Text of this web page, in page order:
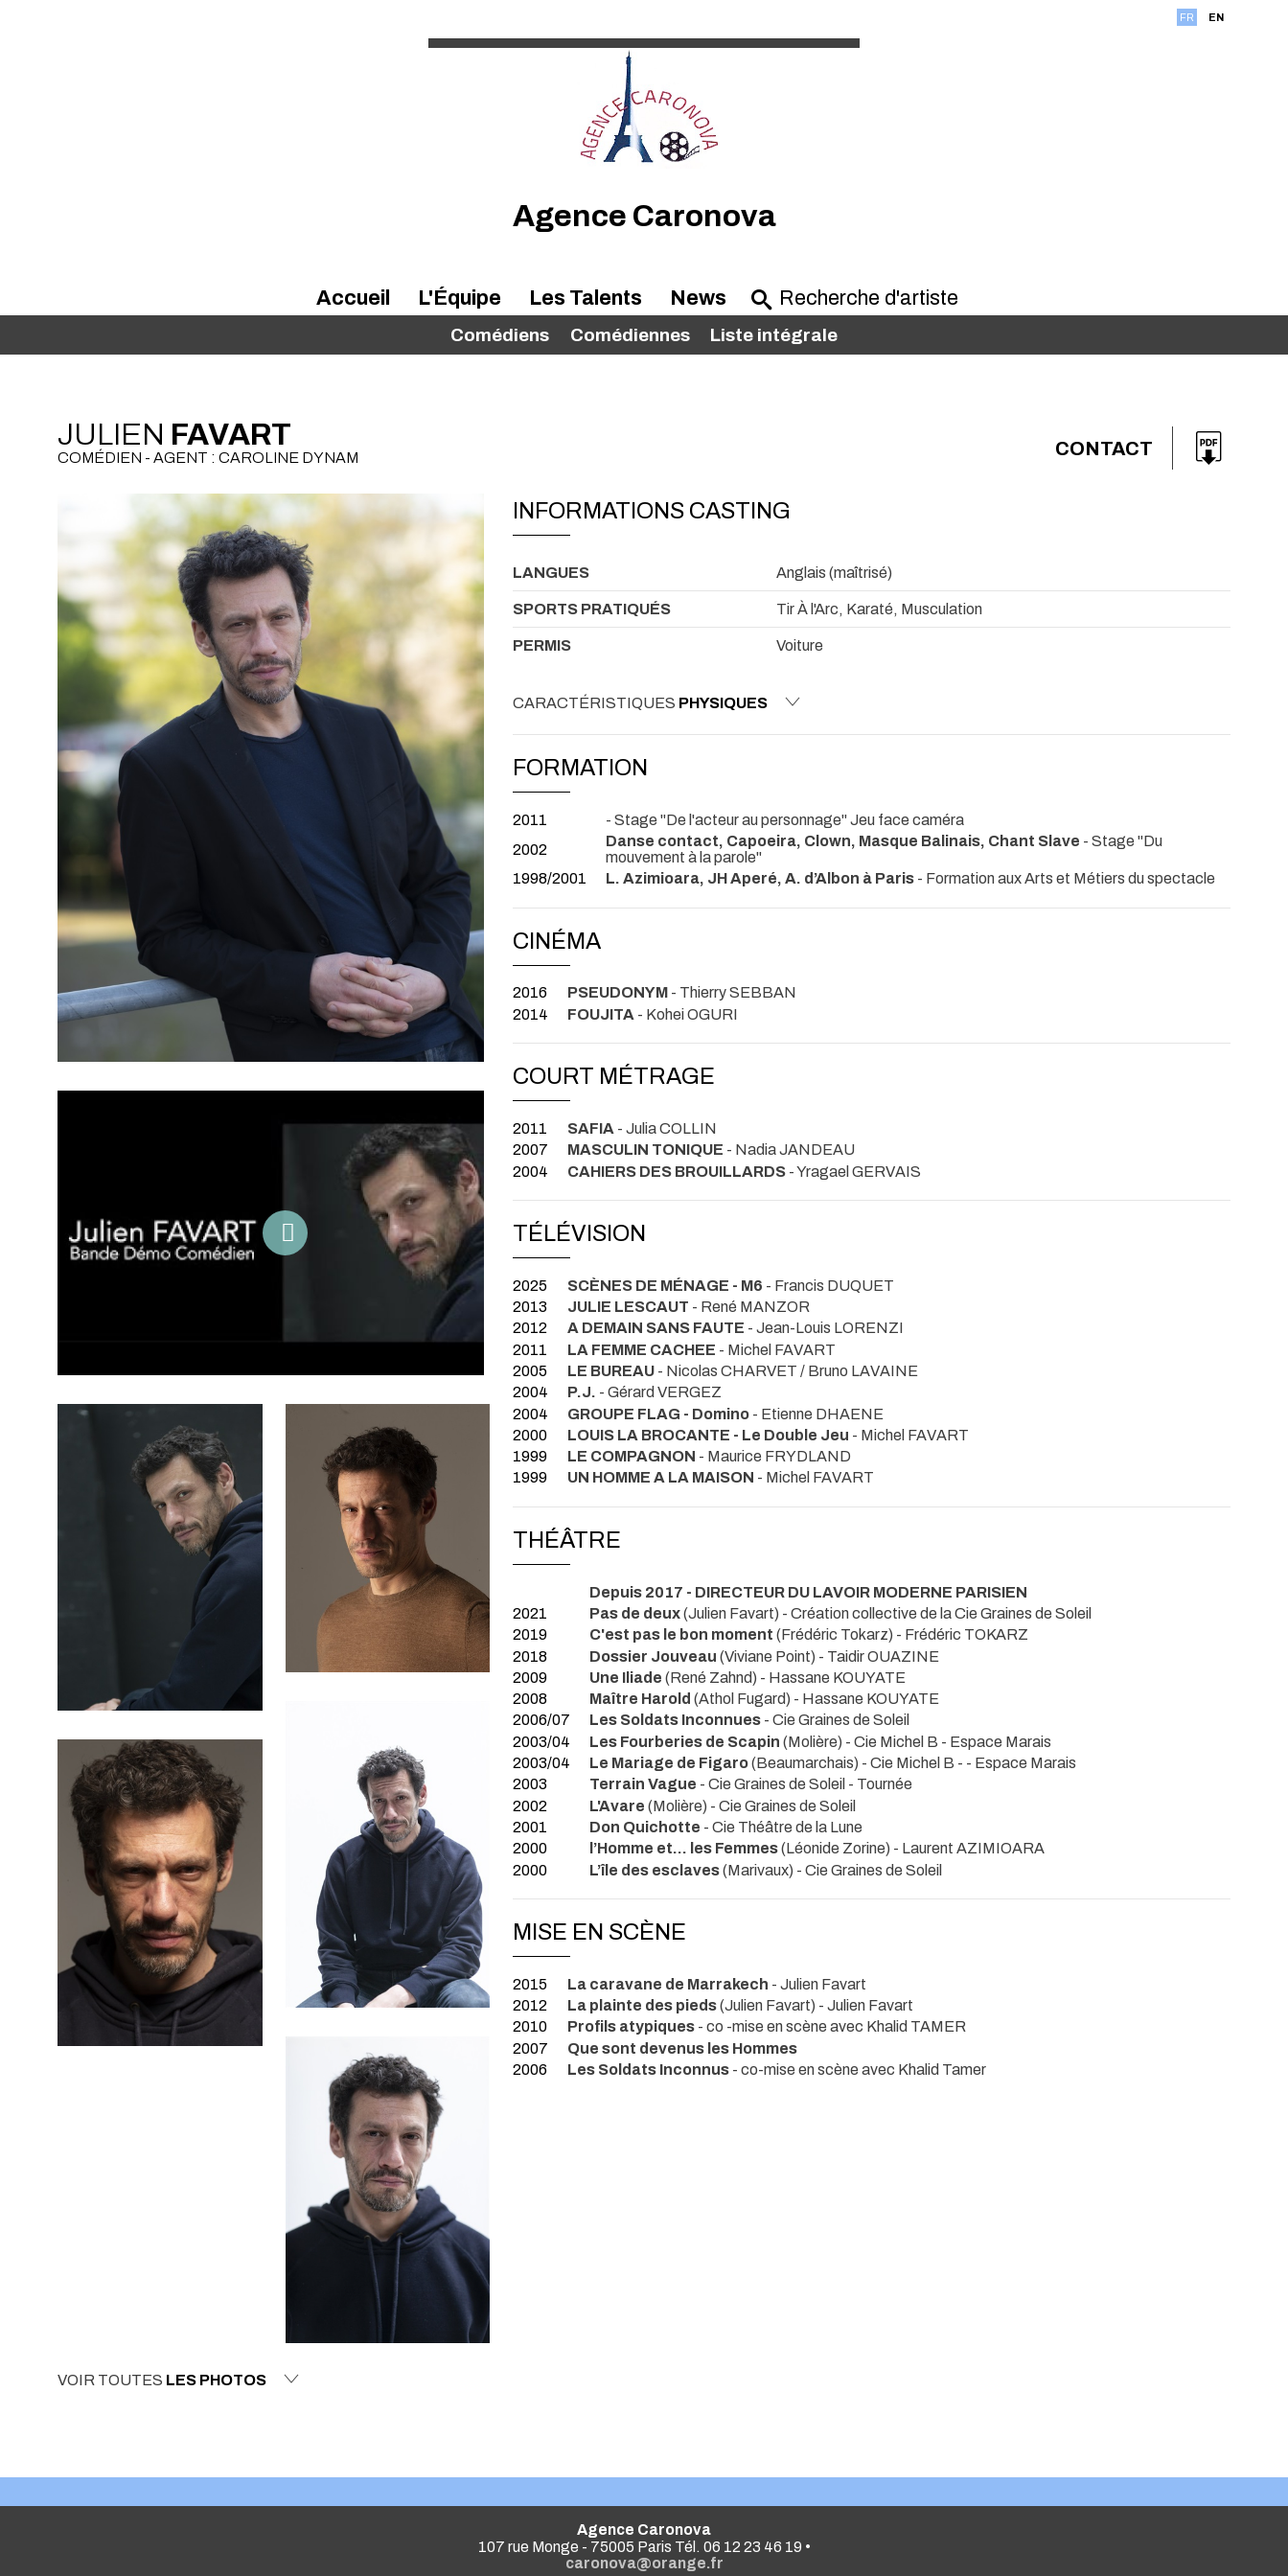
FR EN
Agence Caronova
Accueil L'Équipe Les Talents
Comédiens Comédiennes Liste intégrale
News
JULIEN FAVART
COMÉDIEN - AGENT : CAROLINE DYNAM CONTACT
VOIR TOUTES LES PHOTOS
INFORMATIONS CASTING
LANGUES Anglais (maîtrisé)
SPORTS PRATIQUÉS Tir À l'Arc, Karaté, Musculation
PERMIS Voiture
CARACTÉRISTIQUES PHYSIQUES
FORMATION
2011
- Stage "De l'acteur au personnage" Jeu face caméra
2002
Danse contact, Capoeira, Clown, Masque Balinais, Chant Slave - Stage "Du
mouvement à la parole"
1998/2001
L. Azimioara, JH Aperé, A. d’Albon à Paris - Formation aux Arts et Métiers du spectacle
CINÉMA
2016 PSEUDONYM - Thierry SEBBAN
2014
FOUJITA - Kohei OGURI
COURT MÉTRAGE
2011 SAFIA - Julia COLLIN
2007
MASCULIN TONIQUE - Nadia JANDEAU
2004
CAHIERS DES BROUILLARDS - Yragael GERVAIS
TÉLÉVISION
2025 SCÈNES DE MÉNAGE - M6 - Francis DUQUET
2013
JULIE LESCAUT - René MANZOR
2012
A DEMAIN SANS FAUTE - Jean-Louis LORENZI
2011
LA FEMME CACHEE - Michel FAVART
2005
LE BUREAU - Nicolas CHARVET / Bruno LAVAINE
2004
P.J. - Gérard VERGEZ
2004
GROUPE FLAG - Domino - Etienne DHAENE
2000
LOUIS LA BROCANTE - Le Double Jeu - Michel FAVART
1999
LE COMPAGNON - Maurice FRYDLAND
1999
UN HOMME A LA MAISON - Michel FAVART
THÉÂTRE
Depuis 2017 - DIRECTEUR DU LAVOIR MODERNE PARISIEN
2021
Pas de deux(Julien Favart) - Création collective de la Cie Graines de Soleil
2019
C'est pas le bon moment (Frédéric Tokarz) - Frédéric TOKARZ
2018
Dossier Jouveau (Viviane Point) - Taidir OUAZINE
2009
Une Iliade (René Zahnd) - Hassane KOUYATE
2008
Maître Harold (Athol Fugard) - Hassane KOUYATE
2006/07
Les Soldats Inconnues - Cie Graines de Soleil
2003/04
Les Fourberies de Scapin (Molière) - Cie Michel B - Espace Marais
2003/04
Le Mariage de Figaro(Beaumarchais) - Cie Michel B - - Espace Marais
2003
Terrain Vague - Cie Graines de Soleil - Tournée
2002
L'Avare (Molière) - Cie Graines de Soleil
2001
Don Quichotte - Cie Théâtre de la Lune
2000
l’Homme et… les Femmes(Léonide Zorine) - Laurent AZIMIOARA
2000
L’île des esclaves(Marivaux) - Cie Graines de Soleil
MISE EN SCÈNE
2015 La caravane de Marrakech - Julien Favart
2012
La plainte des pieds(Julien Favart) - Julien Favart
2010
Profils atypiques - co -mise en scène avec Khalid TAMER
2007
Que sont devenus les Hommes
2006
Les Soldats Inconnus - co-mise en scène avec Khalid Tamer
Agence Caronova
107 rue Monge - 75005 Paris Tél. 06 12 23 46 19 •
caronova@orange.fr